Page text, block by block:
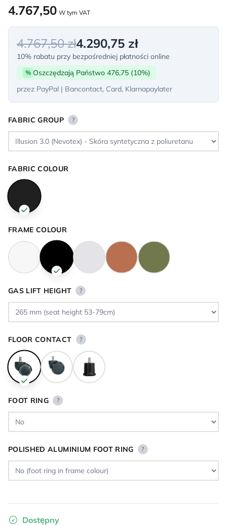
4.767,50 W tym VAT
4.767,50 zł4.290,75 zł
10% rabatu przy bezpośredniej płatności online
% Oszczędzają Państwo 476,75 (10%)
przez PayPal | Bancontact, Card, Klarnapaylater
FABRIC GROUP ?
FABRIC COLOUR
FRAME COLOUR
GAS LIFT HEIGHT ?
FLOOR CONTACT ?
FOOT RING ?
POLISHED ALUMINIUM FOOT RING ?
Dostępny